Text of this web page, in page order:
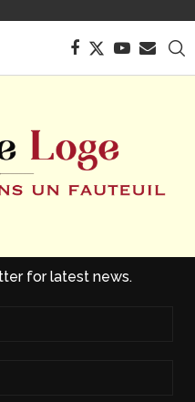
for latest news.